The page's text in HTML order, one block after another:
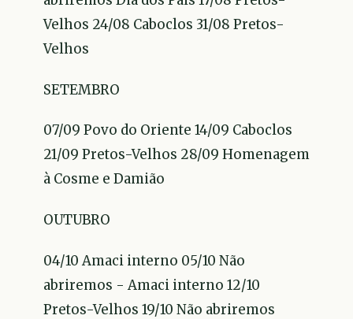
Velhos 24/08 Caboclos 31/08 Pretos-
Velhos
SETEMBRO
07/09 Povo do Oriente 14/09 Caboclos
21/09 Pretos-Velhos 28/09 Homenagem
à Cosme e Damião
OUTUBRO
04/10 Amaci interno 05/10 Não
abriremos - Amaci interno 12/10
Pretos-Velhos 19/10 Não abriremos